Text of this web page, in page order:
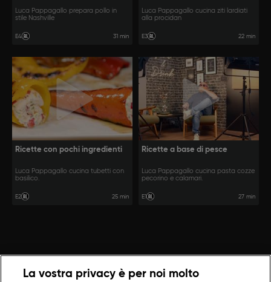
Luca Pappagallo prepara pollo in
stile Nashville
E4 31 min
Luca Pappagallo cucina ziti lardiati
alla procidan
E3 22 min
Ricette con pochi ingredienti
Luca Pappagallo cucina tubetti con
basilico.
E2 25 min
Ricette a base di pesce
Luca Pappagallo cucina pasta cozze
pecorino e calamari.
E1 27 min
La vostra privacy è per noi molto